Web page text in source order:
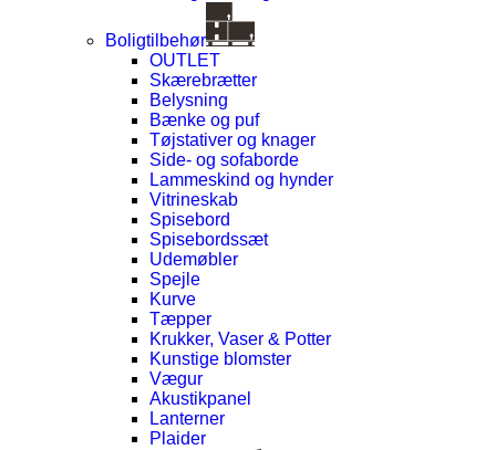
Boligtilbehør
OUTLET
Skærebrætter
Belysning
Bænke og puf
Tøjstativer og knager
Side- og sofaborde
Lammeskind og hynder
Vitrineskab
Spisebord
Spisebordssæt
Udemøbler
Spejle
Kurve
Tæpper
Krukker, Vaser & Potter
Kunstige blomster
Vægur
Akustikpanel
Lanterner
Plaider